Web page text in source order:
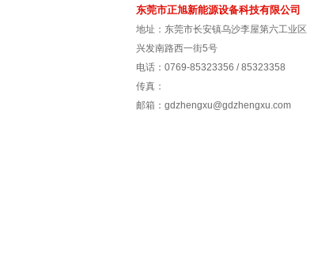
东莞市正旭新能源设备科技有限公司
地址：东莞市长安镇乌沙李屋第六工业区
兴发南路西一街5号
电话：0769-85323356 / 85323358
传真：
邮箱：gdzhengxu@gdzhengxu.com